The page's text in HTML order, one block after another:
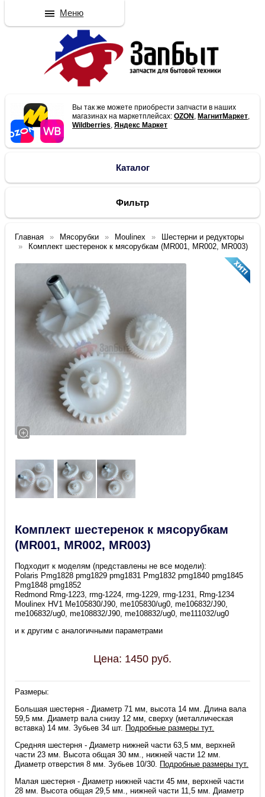
Вы так же можете приобрести запчасти в наших
магазинах на маркетплейсах:OZON , МагнитМаркет,
Wildberries,Яндекс Маркет
Каталог
Фильтр
Главная Мясорубки Moulinex
Шестерни и редукторы
Комплект шестеренок к мясорубкам (MR001, MR002, MR003)
Комплект шестеренок к мясорубкам
(MR001, MR002, MR003)
Подходит к моделям (представлены не все модели):
Polaris Pmg1828 pmg1829 pmg1831 Pmg1832 pmg1840 pmg1845
Pmg1848 pmg1852
Redmond Rmg-1223, rmg-1224, rmg-1229, rmg-1231, Rmg-1234
Moulinex HV1 Me105830/J90, me105830/ug0, me106832/J90,
me106832/ug0, me108832/J90, me108832/ug0, me111032/ug0
и к другим с аналогичными параметрами
Цена: 1450 руб.
Размеры:
Большая шестерня - Диаметр 71 мм, высота 14 мм. Длина вала
59,5 мм. Диаметр вала снизу 12 мм, сверху (металлическая
вставка) 14 мм. Зубьев 34 шт. Подробные размеры тут.
Средняя шестерня - Диаметр нижней части 63,5 мм, верхней
части 23 мм. Высота общая 30 мм., нижней части 12 мм.
Диаметр отверстия 8 мм. Зубьев 10/30. Подробные размеры тут.
Малая шестерня - Диаметр нижней части 45 мм, верхней части
28 мм. Высота общая 29,5 мм., нижней части 11,5 мм. Диаметр
Меню